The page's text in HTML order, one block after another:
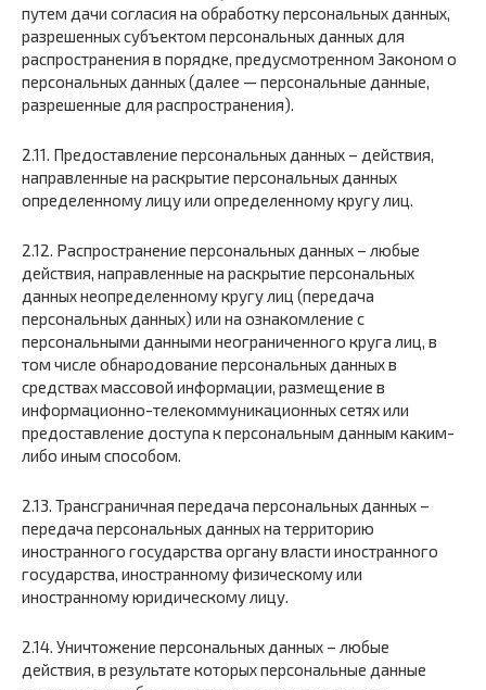
путем дачи согласия на обработку персональных данных,
разрешенных субъектом персональных данных для
распространения в порядке, предусмотренном Законом о
персональных данных (далее — персональные данные,
разрешенные для распространения).
2.11. Предоставление персональных данных – действия,
направленные на раскрытие персональных данных
определенному лицу или определенному кругу лиц.
2.12. Распространение персональных данных – любые
действия, направленные на раскрытие персональных
данных неопределенному кругу лиц (передача
персональных данных) или на ознакомление с
персональными данными неограниченного круга лиц, в
том числе обнародование персональных данных в
средствах массовой информации, размещение в
информационно-телекоммуникационных сетях или
предоставление доступа к персональным данным каким-
либо иным способом.
2.13. Трансграничная передача персональных данных –
передача персональных данных на территорию
иностранного государства органу власти иностранного
государства, иностранному физическому или
иностранному юридическому лицу.
2.14. Уничтожение персональных данных – любые
действия, в результате которых персональные данные